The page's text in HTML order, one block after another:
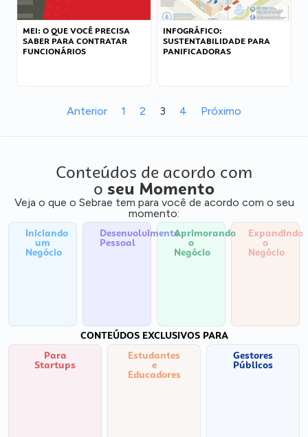
MEI: O QUE VOCÊ PRECISA
SABER PARA CONTRATAR
FUNCIONÁRIOS
INFOGRÁFICO:
SUSTENTABILIDADE PARA
PANIFICADORAS
Anterior 1 2 3 4 Próximo
Conteúdos de acordo com
o seu Momento
Veja o que o Sebrae tem para você de acordo com o seu
momento:
Iniciando
um
Negócio
Desenvolvimento
Pessoal
Aprimorando
o
Negócio
Expandindo
o
Negócio
CONTEÚDOS EXCLUSIVOS PARA
Para
Startups
Estudantes
e
Educadores
Gestores
Públicos